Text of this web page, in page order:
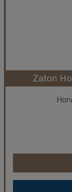
Zaton